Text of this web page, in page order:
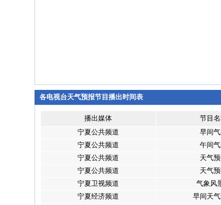
各电视台天气预报节目播出时间表
播出媒体
节目
宁夏公共频道
早间
宁夏公共频道
午间
宁夏公共频道
天气
宁夏公共频道
天气
宁夏卫视频道
气象风
宁夏经济频道
早间天